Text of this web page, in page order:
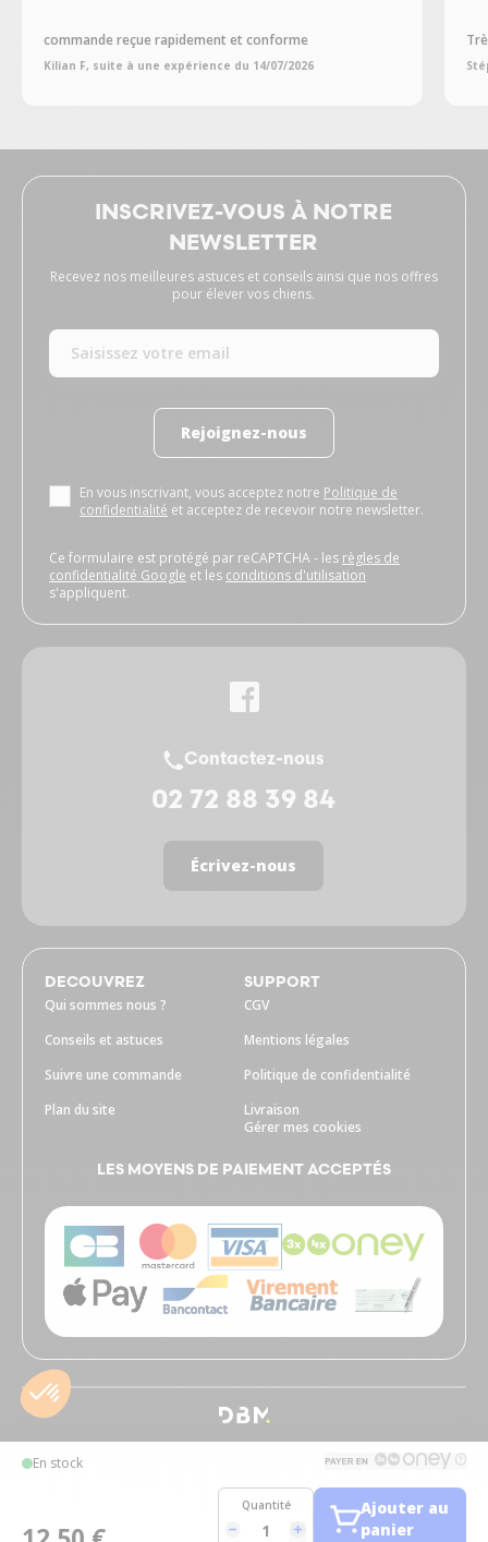
En stock
Quantité
Ajouter au
panier
commande reçue rapidement et conforme
Kilian F, suite à une expérience du 14/07/2026
INSCRIVEZ-VOUS À NOTRE
NEWSLETTER
Recevez nos meilleures astuces et conseils ainsi que nos offres
pour élever vos chiens.
Rejoignez-nous
En vous inscrivant, vous acceptez notre Politique de
confidentialité et acceptez de recevoir notre newsletter.
Ce formulaire est protégé par reCAPTCHA - les règles de
confidentialité Google et les conditions d'utilisation
s'appliquent.
Contactez-nous
02 72 88 39 84
Écrivez-nous
DECOUVREZ
Qui sommes nous ?
Conseils et astuces
Suivre une commande
Plan du site
SUPPORT
CGV
Mentions légales
Politique de confidentialité
Livraison
Gérer mes cookies
LES MOYENS DE PAIEMENT ACCEPTÉS